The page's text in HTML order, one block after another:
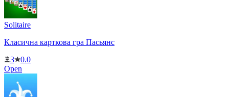
Solitaire
Класична карткова гра Пасьянс
3
0.0
Open